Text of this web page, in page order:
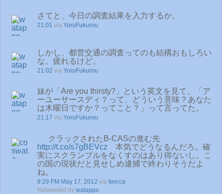
さてと、今日の調査結果を入力するか。
21:01 via YoruFukurou
しかし、都営交通の調査ってのも結構おもしろい
な。疲れるけど。
21:02 via YoruFukurou
妹が「Are you thirsty?」という英文を見て、「ア
ーユーサースディ？って、どういう意味？あなた
は木曜日ですか？ってこと？」って言ってた。
21:17 via YoruFukurou
クラックされたB-CASの進む先
http://t.co/s7gBEVcz 本気でどうなるんだろ。確
実にスクランブルをなくすのはあり得ないし。こ
の国の現状だと見せしめ逮捕で終わりそうだよ
ね。
9:29 PM May 17, 2012 via twicca
Retweeted by watappo